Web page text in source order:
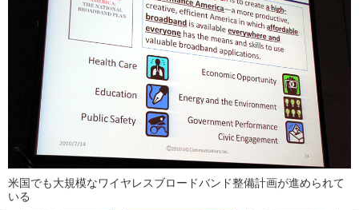
米国でも大規模なワイヤレスブロードバンド整備計画が進められて
いる